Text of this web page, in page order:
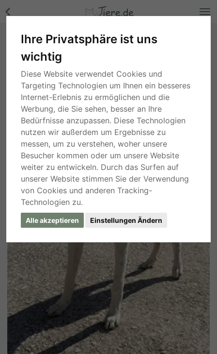
Ihre Privatsphäre ist uns
wichtig
Diese Website verwendet Cookies und
Targeting Technologien um Ihnen ein besseres
Internet-Erlebnis zu ermöglichen und die
Werbung, die Sie sehen, besser an Ihre
Bedürfnisse anzupassen. Diese Technologien
nutzen wir außerdem um Ergebnisse zu
messen, um zu verstehen, woher unsere
Besucher kommen oder um unsere Website
weiter zu entwickeln. Durch das Surfen auf
unserer Website stimmen Sie der Verwendung
von Cookies und anderen Tracking-
Technologien zu.
Alle akzeptieren Einstellungen Ändern
Lousy, Mischling - Hündin Bilder
Nordrhein-Westfalen